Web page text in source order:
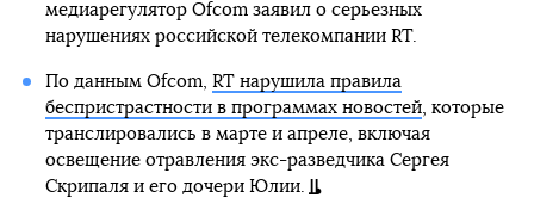
медиарегулятор Ofcom заявил о серьезных
нарушениях российской телекомпании RT.
По данным Ofcom, RT нарушила правила
беспристрастности в программах новостей, которые
транслировались в марте и апреле, включая
освещение отравления экс-разведчика Сергея
Скрипаля и его дочери Юлии.